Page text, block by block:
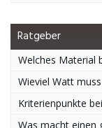
Ratgeber
Welches Material
Wieviel Watt
Kriterienpunkte
Was macht einen